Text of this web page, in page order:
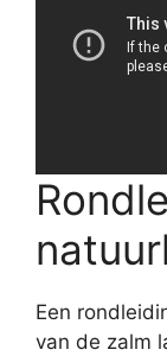
Een
van de zalm